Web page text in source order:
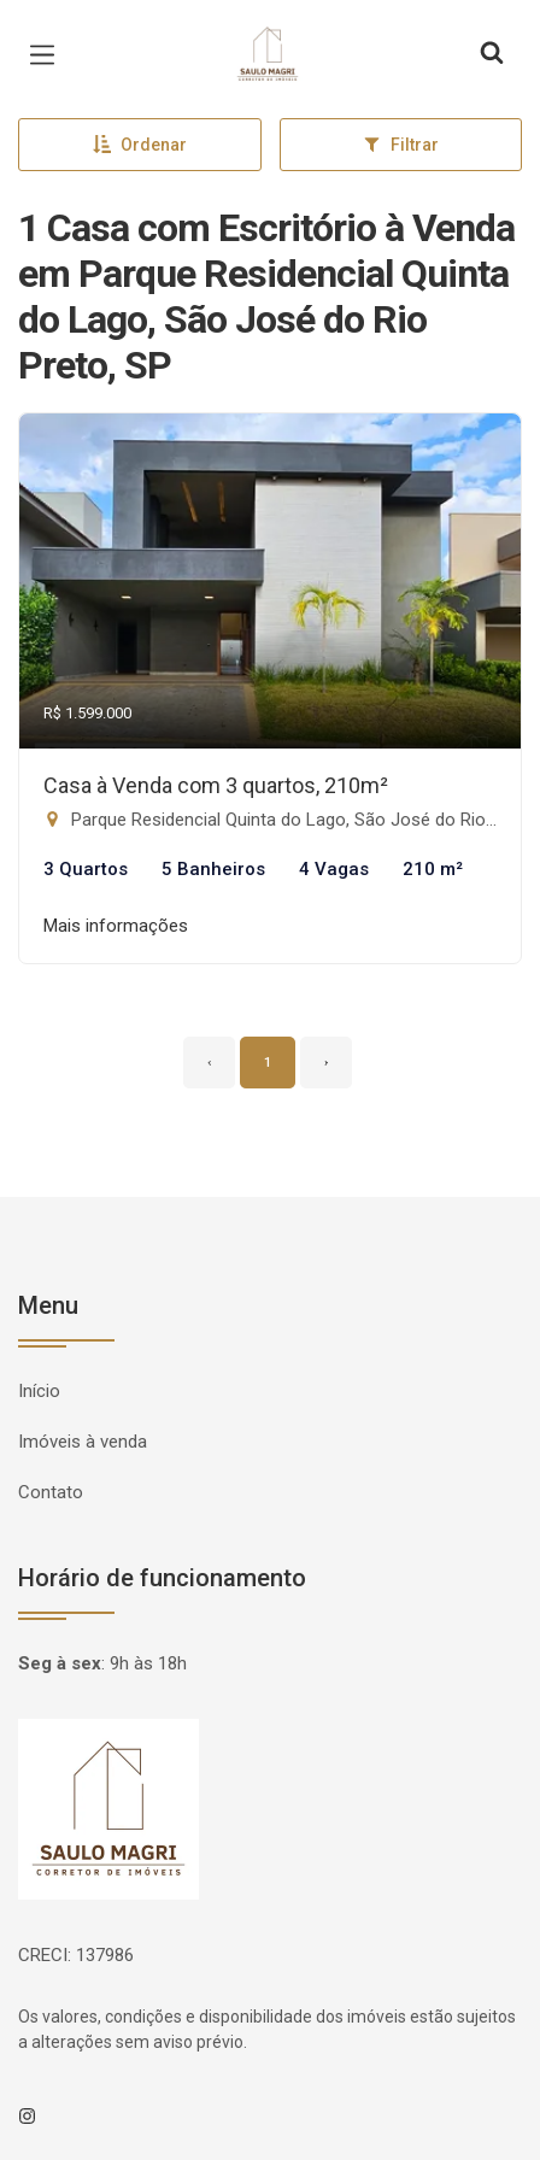
Página inicial
Ordenar Filtrar
1 Casa com Escritório à Venda
em Parque Residencial Quinta
do Lago, São José do Rio
Preto, SP
R$ 1.599.000
Casa à Venda com 3 quartos, 210m²
Parque Residencial Quinta do Lago, São José do Rio Preto-SP
3 Quartos 5 Banheiros 4 Vagas 210 m²
Mais informações
‹ 1 ›
Menu
Início
Imóveis à venda
Contato
Horário de funcionamento
Seg à sex: 9h às 18h
Página inicial
CRECI: 137986
Os valores, condições e disponibilidade dos imóveis estão sujeitos
a alterações sem aviso prévio.
Instagram